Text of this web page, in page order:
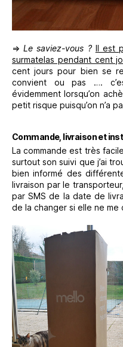
⇒Le saviez-vous ? Il est
surmatelas pendant cent
cent jours pour bien se
convient ou pas ….
évidemment lorsqu’on
petit risque puisqu’on n’a
Commande, livraison et
La commande est très
surtout son suivi que j’ai
bien informé des
livraison par le
par SMS de la date de
de la changer si elle ne me